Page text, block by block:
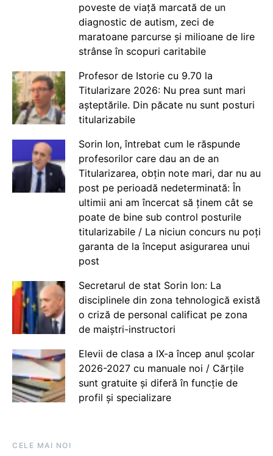
poveste de viață marcată de un
diagnostic de autism, zeci de
maratoane parcurse și milioane de lire
strânse în scopuri caritabile
Profesor de Istorie cu 9.70 la
Titularizare 2026: Nu prea sunt mari
așteptările. Din păcate nu sunt posturi
titularizabile
Sorin Ion, întrebat cum le răspunde
profesorilor care dau an de an
Titularizarea, obțin note mari, dar nu au
post pe perioadă nedeterminată: În
ultimii ani am încercat să ținem cât se
poate de bine sub control posturile
titularizabile / La niciun concurs nu poți
garanta de la început asigurarea unui
post
Secretarul de stat Sorin Ion: La
disciplinele din zona tehnologică există
o criză de personal calificat pe zona
de maiștri-instructori
Elevii de clasa a IX-a încep anul școlar
2026-2027 cu manuale noi / Cărțile
sunt gratuite și diferă în funcție de
profil și specializare
CELE MAI NOI